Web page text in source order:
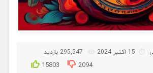
15 اکتبر 2024 295,547 بازدید
15803 2094